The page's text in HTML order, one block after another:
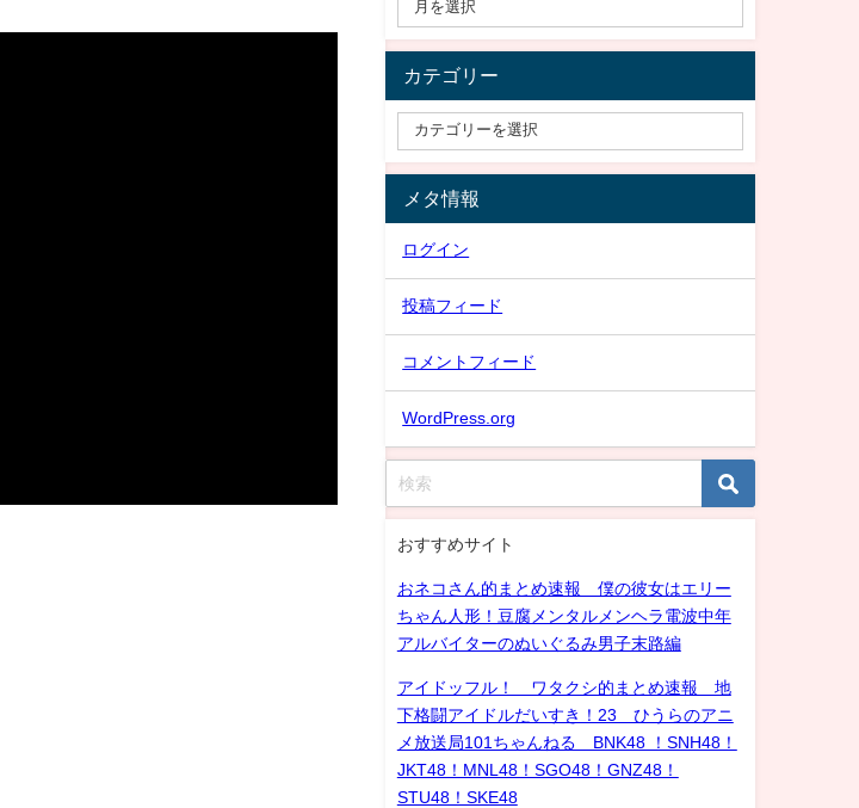
カテゴリー
メタ情報
ログイン
投稿フィード
コメントフィード
WordPress.org
おすすめサイト
おネコさん的まとめ速報 僕の彼女はエリー
ちゃん人形！豆腐メンタルメンヘラ電波中年
アルバイターのぬいぐるみ男子末路編
アイドッフル！ ワタクシ的まとめ速報 地
下格闘アイドルだいすき！23 ひうらのアニ
メ放送局101ちゃんねる BNK48 ！SNH48！
JKT48！MNL48！SGO48！GNZ48！
STU48！SKE48